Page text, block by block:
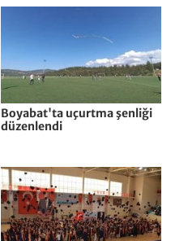
Boyabat'ta uçurtma şenliği
düzenlendi